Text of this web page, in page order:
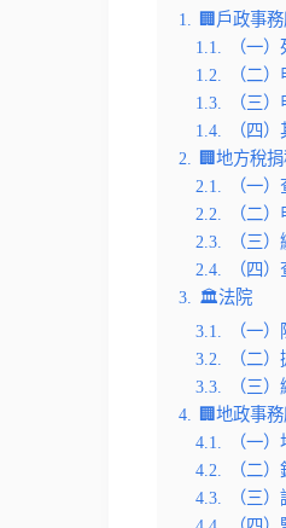
1.
🏢戶政事
1.1.
（一
1.2.
（二
1.3.
（三
1.4.
（四
2.
🏢地方稅
2.1.
（一
2.2.
（二
2.3.
（三
2.4.
（四
3.
🏛️法院
3.1.
（一
3.2.
（二
3.3.
（三
4.
🏢地政事
4.1.
（一
4.2.
（二
4.3.
（三